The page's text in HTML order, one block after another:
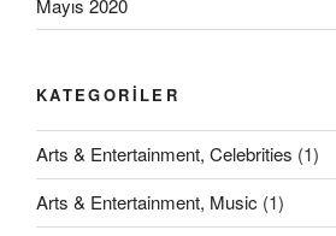
Mayıs 2020
KATEGORILER
Arts & Entertainment, Celebrities (1)
Arts & Entertainment, Music (1)